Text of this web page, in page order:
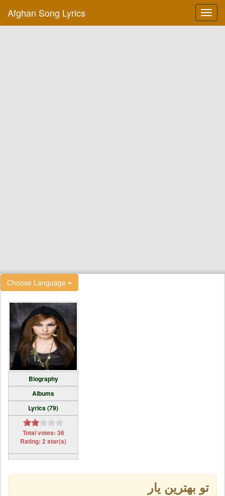
Afghan Song Lyrics
Choose Language
Biography
Albums
Lyrics (79)
Total votes: 36
Rating: 2 star(s)
تو بهترین یار